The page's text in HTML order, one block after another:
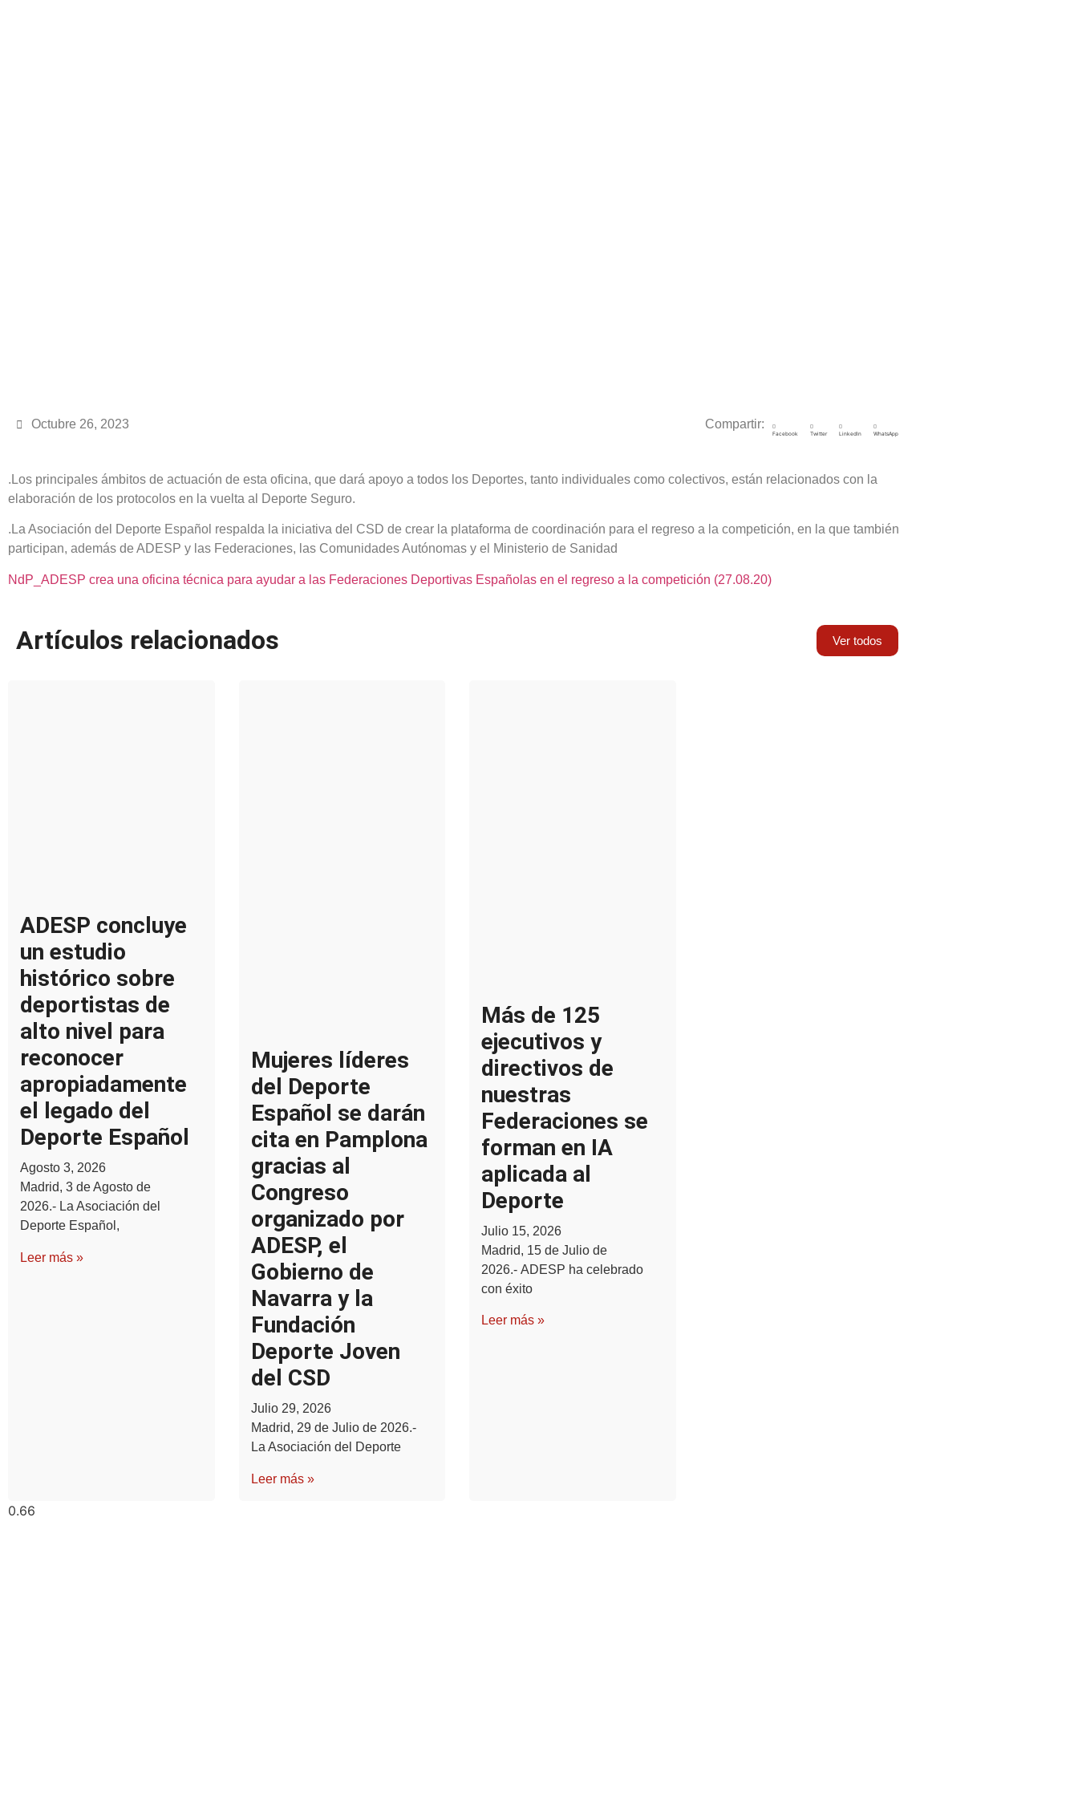
Octubre 26, 2023 Compartir:
Facebook Twitter LinkedIn WhatsApp
.Los principales ámbitos de actuación de esta oficina, que dará apoyo a todos los Deportes, tanto individuales como colectivos, están relacionados con la
elaboración de los protocolos en la vuelta al Deporte Seguro.
.La Asociación del Deporte Español respalda la iniciativa del CSD de crear la plataforma de coordinación para el regreso a la competición, en la que también
participan, además de ADESP y las Federaciones, las Comunidades Autónomas y el Ministerio de Sanidad
NdP_ADESP crea una oficina técnica para ayudar a las Federaciones Deportivas Españolas en el regreso a la competición (27.08.20)
Artículos relacionados Ver todos
ADESP concluye
un estudio
histórico sobre
deportistas de
alto nivel para
reconocer
apropiadamente
el legado del
Deporte Español
Agosto 3, 2026
Madrid, 3 de Agosto de
2026.- La Asociación del
Deporte Español,
Leer más »
Mujeres líderes
del Deporte
Español se darán
cita en Pamplona
gracias al
Congreso
organizado por
ADESP, el
Gobierno de
Navarra y la
Fundación
Deporte Joven
del CSD
Julio 29, 2026
Madrid, 29 de Julio de 2026.-
La Asociación del Deporte
Leer más »
Más de 125
ejecutivos y
directivos de
nuestras
Federaciones se
forman en IA
aplicada al
Deporte
Julio 15, 2026
Madrid, 15 de Julio de
2026.- ADESP ha celebrado
con éxito
Leer más »